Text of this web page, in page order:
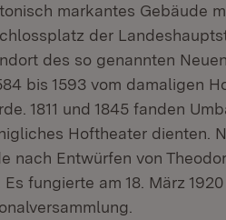
markantes Gebäude
der
des so genannten
bis 1593 vom damaligen
1811 und 1845 fanden
Hoftheater dienten.
nach Entwürfen von
fungierte am 18. März